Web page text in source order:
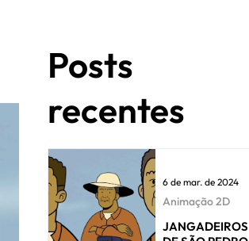
Posts
recentes
JANGADEIROS
Animação 2D
6 de mar. de 2024